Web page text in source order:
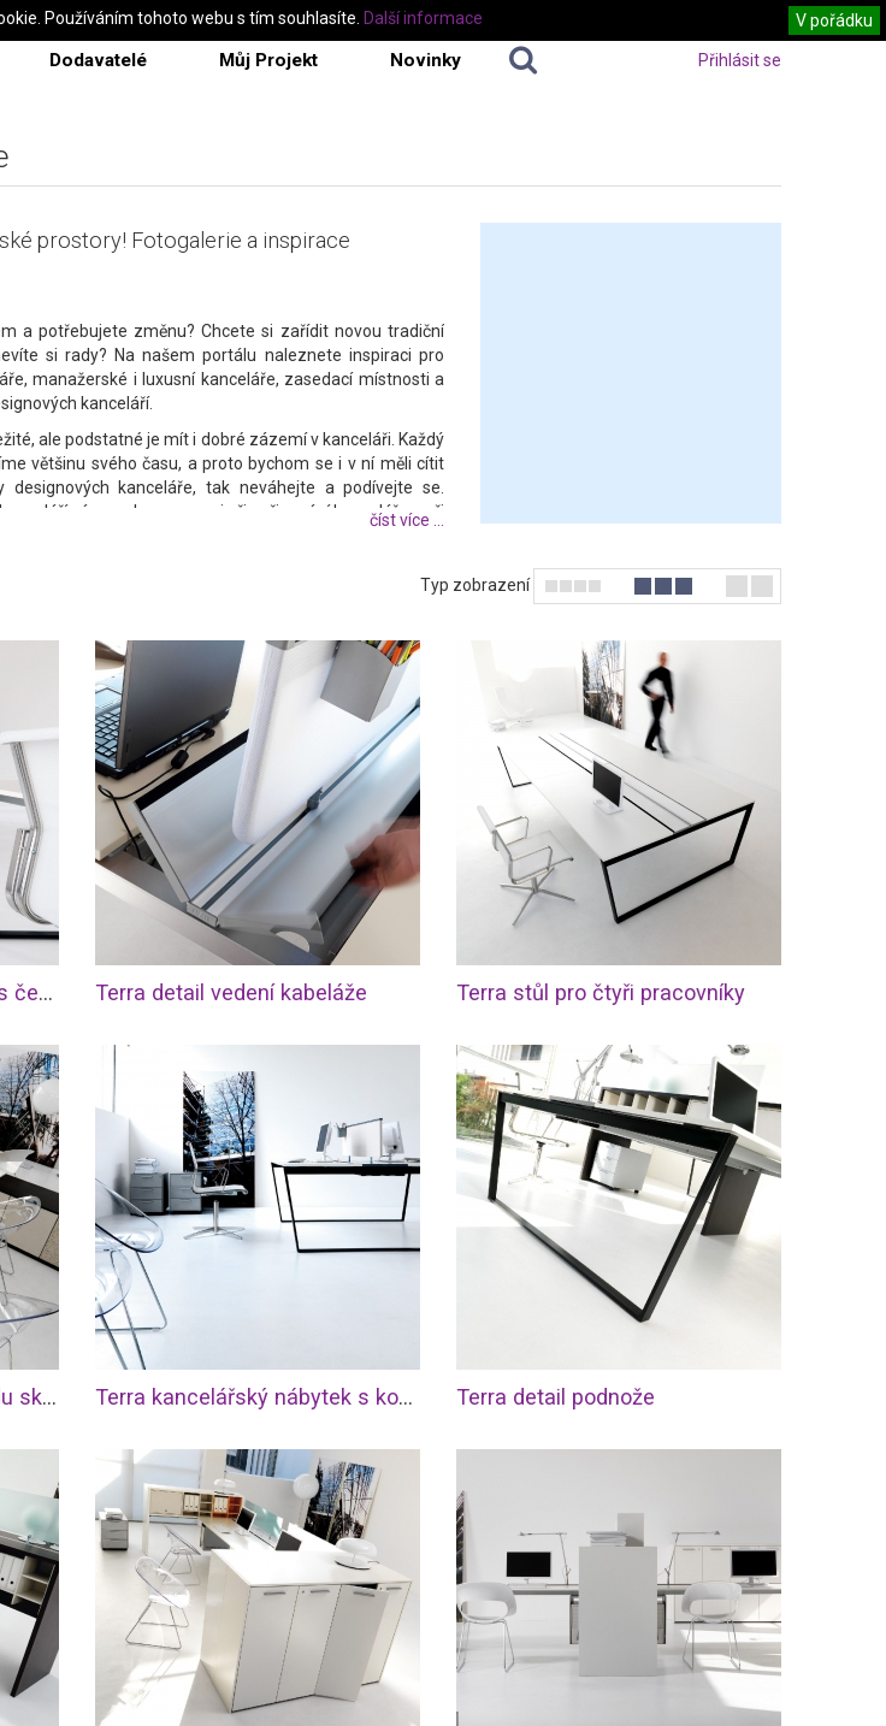
Dodavatelé Můj Projekt Novinky Přihlásit se
prostory! Fotogalerie a inspirace
a potřebujete změnu? Chcete si zařídit novou tradiční
si rady? Na našem portálu naleznete inspiraci pro
manažerské i luxusní kanceláře, zasedací místnosti a
kanceláří.
ale podstatné je mít i dobré zázemí v kanceláři. Každý
většinu svého času, a proto bychom se i v ní měli cítit
designových kanceláře, tak neváhejte a podívejte se.
vám mohou pomoci při zařizování kanceláře a při
spíše kreativnější a barevnější prostředí. V klasických
vzhled kanceláří, bude se hodit spíše moderní
prostory. Zde najdete produkty určené jak pro
či zasedací místnost. Stačí si zvolit styl, ve kterém
Designové kanceláře jistě osloví nejen Vás, ale i
číst více ...
Typ zobrazení
Terra kancelářský nábytek s černou podnoží Terra detail vedení kabeláže Terra stůl pro čtyři pracovníky
Terra stoly napojené na řadu skříní Terra kancelářský nábytek s kovovou podnoží Terra detail podnože
Používáním tohoto webu s tím souhlasíte. V pořádku
Další informace